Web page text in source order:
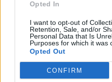
Opted In
I want to opt-out of
Retention, Sale, and/or
Personal Data that Is
Purposes for which it was
Opted Out
CONFIRM